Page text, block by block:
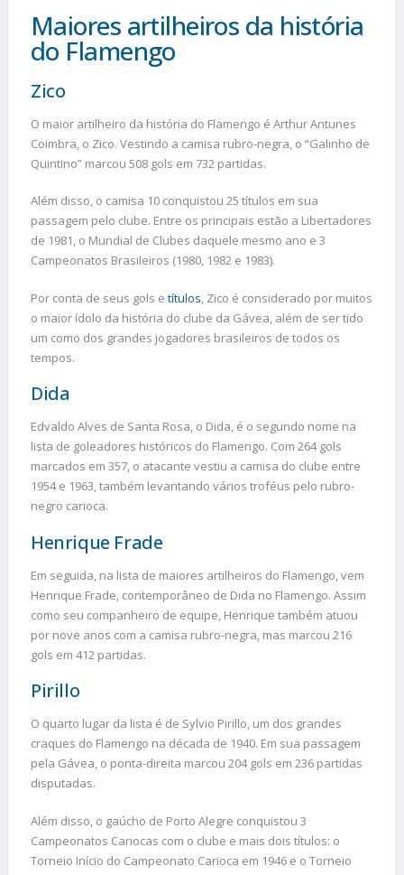
Maiores artilheiros da história
do Flamengo
Zico
O maior artilheiro da história do Flamengo é Arthur Antunes
Coimbra, o Zico. Vestindo a camisa rubro-negra, o “Galinho de
Quintino” marcou 508 gols em 732 partidas.
Além disso, o camisa 10 conquistou 25 títulos em sua
passagem pelo clube. Entre os principais estão a Libertadores
de 1981, o Mundial de Clubes daquele mesmo ano e 3
Campeonatos Brasileiros (1980, 1982 e 1983).
Por conta de seus gols e títulos, Zico é considerado por muitos
o maior ídolo da história do clube da Gávea, além de ser tido
um como dos grandes jogadores brasileiros de todos os
tempos.
Dida
Edvaldo Alves de Santa Rosa, o Dida, é o segundo nome na
lista de goleadores históricos do Flamengo. Com 264 gols
marcados em 357, o atacante vestiu a camisa do clube entre
1954 e 1963, também levantando vários troféus pelo rubro-
negro carioca.
Henrique Frade
Em seguida, na lista de maiores artilheiros do Flamengo, vem
Henrique Frade, contemporâneo de Dida no Flamengo. Assim
como seu companheiro de equipe, Henrique também atuou
por nove anos com a camisa rubro-negra, mas marcou 216
gols em 412 partidas.
Pirillo
O quarto lugar da lista é de Sylvio Pirillo, um dos grandes
craques do Flamengo na década de 1940. Em sua passagem
pela Gávea, o ponta-direita marcou 204 gols em 236 partidas
disputadas.
Além disso, o gaúcho de Porto Alegre conquistou 3
Campeonatos Cariocas com o clube e mais dois títulos: o
Torneio Início do Campeonato Carioca em 1946 e o Torneio